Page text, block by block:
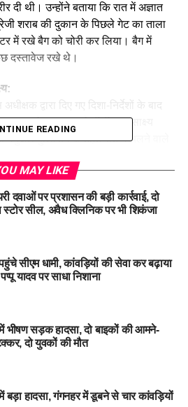
दी थी। उन्होंने बताया कि रात में अज्ञात
शराब की दुकान के पिछले गेट का ताला
में रखे बैग को चोरी कर लिया। बैग में
दस्तावेज रखे थे।
स्थल के आसपास के डिजिटल साक्ष्य
मैनुअल पुलिसिंग के तहत रात में चलने वाले
तक पहुंचने में मदद मिली।
के आधार पर पुलिस टीम ने रात के समय
निर्माणाधीन फ्लाईओवर के नीचे से दो
से संबंधित दस्तावेज और एक 12 बोर का
आरोपी उत्तर प्रदेश के श्रीवस्ती जिले के
हुए जगजीतपुर अंग्रेजी शराब ठेके के
चलते दोनों ने ठेके की रेकी की और फिर
भरा बैग चोरी कर लिया। इसके बाद
READING
MAY LIKE
दवाओं पर प्रशासन की बड़ी कार्रवाई, दो
सील, अवैध क्लिनिक पर भी शिकंजा
पहुंचे सीएम धामी, कांवड़ियों की सेवा कर बढ़ाया
यादव पर साधा निशाना
में भीषण सड़क हादसा, दो बाइकों की आमने-
दो युवकों की मौत
में बड़ा हादसा, गंगनहर में डूबने से चार कांवड़ियों